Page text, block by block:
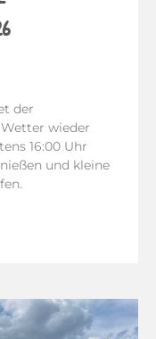
der
wieder
16:00 Uhr
und kleine